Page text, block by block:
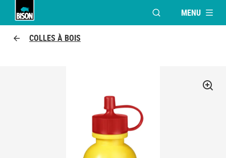
OUVRIR LAMENU
COLLES À BOIS